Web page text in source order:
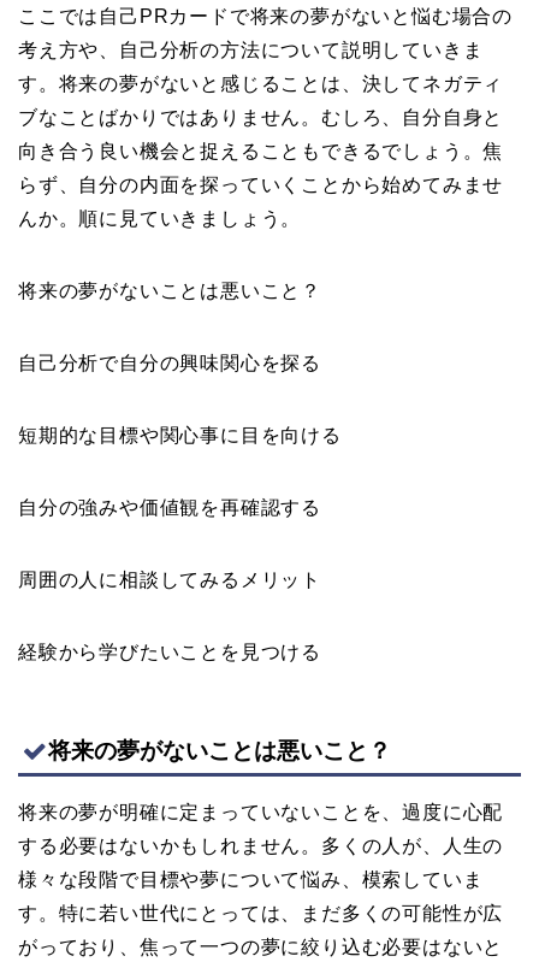
ここでは自己PRカードで将来の夢がないと悩む場合の
考え方や、自己分析の方法について説明していきま
す。将来の夢がないと感じることは、決してネガティ
ブなことばかりではありません。むしろ、自分自身と
向き合う良い機会と捉えることもできるでしょう。焦
らず、自分の内面を探っていくことから始めてみませ
んか。順に見ていきましょう。
将来の夢がないことは悪いこと？
自己分析で自分の興味関心を探る
短期的な目標や関心事に目を向ける
自分の強みや価値観を再確認する
周囲の人に相談してみるメリット
経験から学びたいことを見つける
将来の夢がないことは悪いこと？
将来の夢が明確に定まっていないことを、過度に心配
する必要はないかもしれません。多くの人が、人生の
様々な段階で目標や夢について悩み、模索していま
す。特に若い世代にとっては、まだ多くの可能性が広
がっており、焦って一つの夢に絞り込む必要はないと